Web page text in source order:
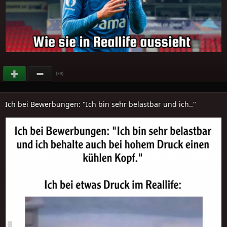
(+9)
Ich bei Bewerbungen: "Ich bin sehr belastbar und ich.."